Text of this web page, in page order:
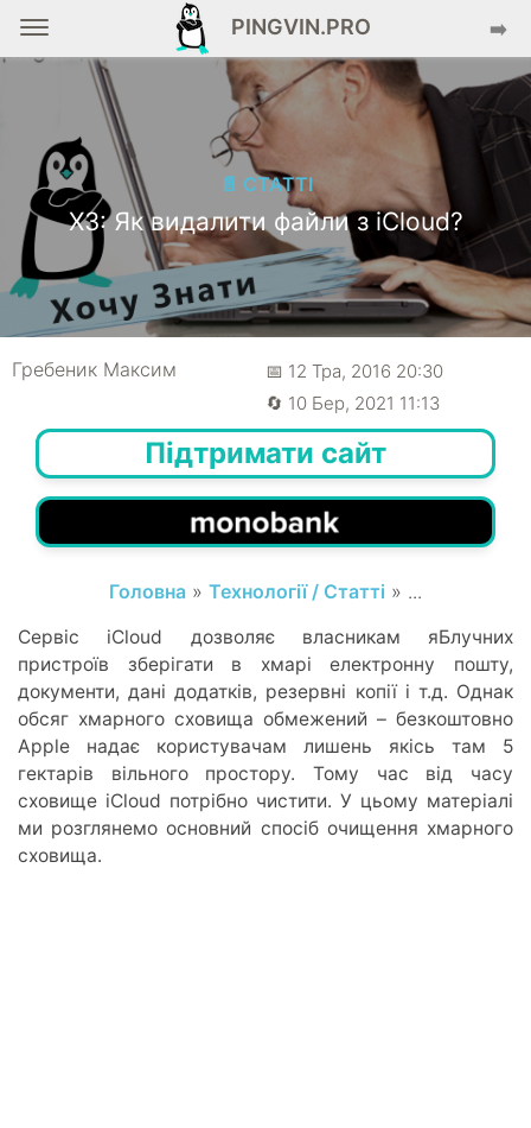
PINGVIN.PRO ➡️
📄 СТАТТІ
ХЗ: Як видалити файли з iCloud?
Гребеник Максим
📅 12 Тра, 2016 20:30
🔄 10 Бер, 2021 11:13
Підтримати сайт
Головна » Технології / Статті » ...
Сервіс iCloud дозволяє власникам яБлучних
пристроїв зберігати в хмарі електронну пошту,
документи, дані додатків, резервні копії і т.д. Однак
обсяг хмарного сховища обмежений – безкоштовно
Apple надає користувачам лишень якісь там 5
гектарів вільного простору. Тому час від часу
сховище iCloud потрібно чистити. У цьому матеріалі
ми розглянемо основний спосіб очищення хмарного
сховища.